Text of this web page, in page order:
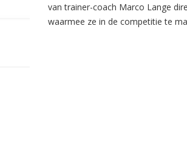
van trainer-coach Marco Lange
waarmee ze in de competitie te